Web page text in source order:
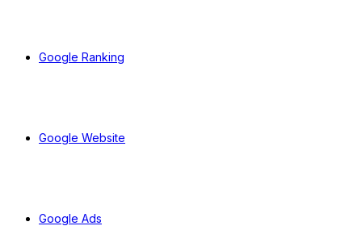
Google Ranking
Google Website
Google Ads